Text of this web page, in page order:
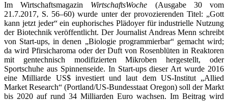
Im Wirtschaftsmagazin WirtschaftsWoche (Ausgabe 30 vom
21.7.2017, S. 56–60) wurde unter der provozierenden Titel: „Gott
kann jetzt jeder“ ein euphorisches Plädoyer für industrielle Nutzung
der Biotechnik veröffentlicht. Der Journalist Andreas Menn schreibt
von Start-ups, in denen „Biologie programmierbar“ gemacht wird;
da wird Pfirsicharoma oder der Duft von Rosenblüten in Reaktoren
mit gentechnisch modifizierten Mikroben hergestellt, oder
Sportschuhe aus Spinnenseide. In Start-ups dieser Art wurde 2016
eine Milliarde US$ investiert und laut dem US-Institut „Allied
Market Research“ (Portland/US-Bundesstaat Oregon) soll der Markt
bis 2020 auf rund 34 Milliarden Euro wachsen. Im Beitrag wird